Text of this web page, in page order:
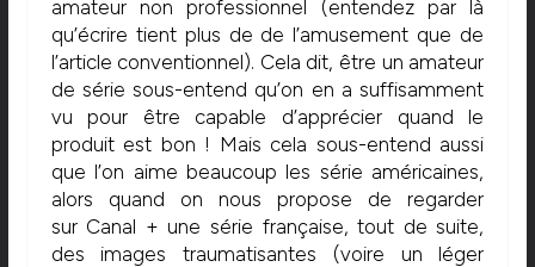
amateur non professionnel (entendez par là
qu’écrire tient plus de de l’amusement que de
l’article conventionnel). Cela dit, être un amateur
de série sous-entend qu’on en a suffisamment
vu pour être capable d’apprécier quand le
produit est bon ! Mais cela sous-entend aussi
que l’on aime beaucoup les série américaines,
alors quand on nous propose de regarder
sur Canal + une série française, tout de suite,
des images traumatisantes (voire un léger